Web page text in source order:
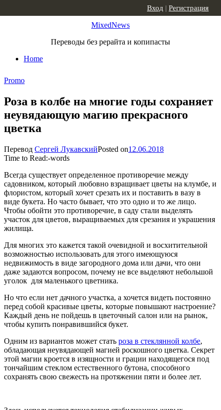
MixedNews
Переводы без рерайта и копипасты
Home
Вход | Регистрация
Promo
Роза в колбе на многие годы сохраняет
неувядающую магию прекрасного
цветка
Перевод Сергей ЛукавскийPosted on12.06.2018
Time to Read:-words
Всегда существует определенное противоречие между
садовником, который любовно взращивает цветы на клумбе, и
флористом, который хочет срезать их и поставить в вазу в
виде букета. Но часто бывает, что это одно и то же лицо.
Чтобы обойти это противоречие, в саду стали выделять
участок для цветов, выращиваемых для срезания и украшения
жилища.
Для многих это кажется такой очевидной и восхитительной
возможностью использовать для этого имеющуюся
недвижимость в виде загородного дома или дачи, что они
даже задаются вопросом, почему не все выделяют небольшой
уголок для маленького цветника.
Но что если нет дачного участка, а хочется видеть постоянно
перед собой красивые цветы, которые повышают настроение?
Каждый день не пойдешь в цветочный салон или на рынок,
чтобы купить понравившийся букет.
Одним из вариантов может стать роза в стеклянной колбе,
обладающая неувядающей магией роскошного цветка. Секрет
этой магии кроется в изящности и грации находящегося под
тончайшим стеклом естественного бутона, способного
сохранять свою свежесть на протяжении пяти и более лет.